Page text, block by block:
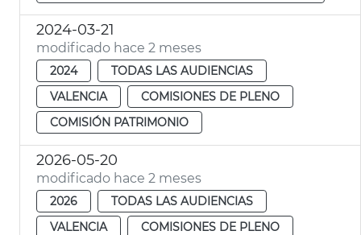
2024-03-21
modificado hace 2 meses
2024
TODAS LAS AUDIENCIAS
VALENCIA
COMISIONES DE PLENO
COMISIÓN PATRIMONIO
2026-05-20
modificado hace 2 meses
2026
TODAS LAS AUDIENCIAS
VALENCIA
COMISIONES DE PLENO